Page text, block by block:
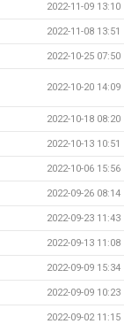
2022-11-09 13:10
2022-11-08 13:51
2022-10-25 07:50
2022-10-20 14:09
2022-10-18 08:20
2022-10-13 10:51
2022-10-06 15:56
2022-09-26 08:14
2022-09-23 11:43
2022-09-13 11:08
2022-09-09 15:34
2022-09-09 10:23
2022-09-02 11:15